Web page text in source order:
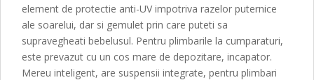
element de protectie anti-UV impotriva razelor puternice
ale soarelui, dar si gemulet prin care puteti sa
supravegheati bebelusul. Pentru plimbarile la cumparaturi,
este prevazut cu un cos mare de depozitare, incapator.
Mereu inteligent, are suspensii integrate, pentru plimbari